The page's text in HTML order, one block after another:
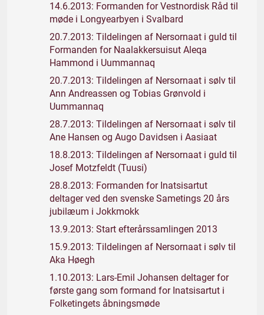
14.6.2013: Formanden for Vestnordisk Råd til
møde i Longyearbyen i Svalbard
20.7.2013: Tildelingen af Nersornaat i guld til
Formanden for Naalakkersuisut Aleqa
Hammond i Uummannaq
20.7.2013: Tildelingen af Nersornaat i sølv til
Ann Andreassen og Tobias Grønvold i
Uummannaq
28.7.2013: Tildelingen af Nersornaat i sølv til
Ane Hansen og Augo Davidsen i Aasiaat
18.8.2013: Tildelingen af Nersornaat i guld til
Josef Motzfeldt (Tuusi)
28.8.2013: Formanden for Inatsisartut
deltager ved den svenske Sametings 20 års
jubilæum i Jokkmokk
13.9.2013: Start efterårssamlingen 2013
15.9.2013: Tildelingen af Nersornaat i sølv til
Aka Høegh
1.10.2013: Lars-Emil Johansen deltager for
første gang som formand for Inatsisartut i
Folketingets åbningsmøde